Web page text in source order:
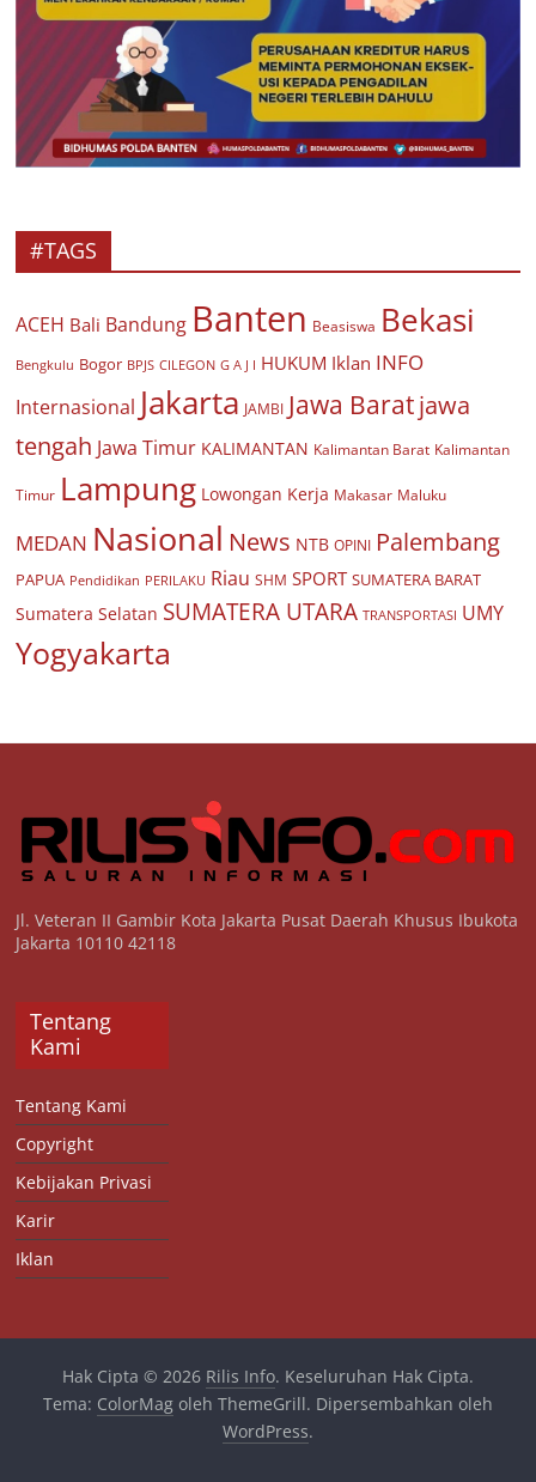
#TAGS
ACEH Bali Bandung Banten Beasiswa Bekasi
Bengkulu Bogor BPJS CILEGON G A J I HUKUM Iklan INFO
Internasional Jakarta JAMBI Jawa Baratjawa
tengah Jawa Timur KALIMANTAN Kalimantan Barat Kalimantan
Timur Lampung Lowongan Kerja Makasar Maluku
MEDAN Nasional News NTB OPINI Palembang
PAPUA Pendidikan PERILAKU Riau SHM SPORT SUMATERA BARAT
Sumatera Selatan SUMATERA UTARA TRANSPORTASI UMY
Yogyakarta
Jl. Veteran II Gambir Kota Jakarta Pusat Daerah Khusus Ibukota
Jakarta 10110 42118
Tentang
Kami
Tentang Kami
Copyright
Kebijakan Privasi
Karir
Iklan
Hak Cipta © 2026 Rilis Info. Keseluruhan Hak Cipta.
Tema: ColorMagoleh ThemeGrill. Dipersembahkan oleh
WordPress.